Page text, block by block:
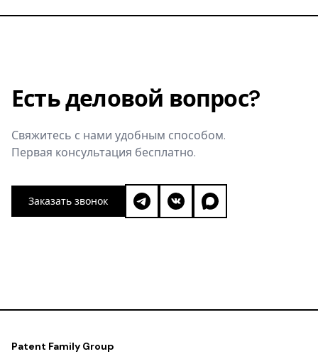
Есть деловой вопрос?
Свяжитесь с нами удобным способом.
Первая консультация бесплатно.
Заказать звонок
Patent Family Group